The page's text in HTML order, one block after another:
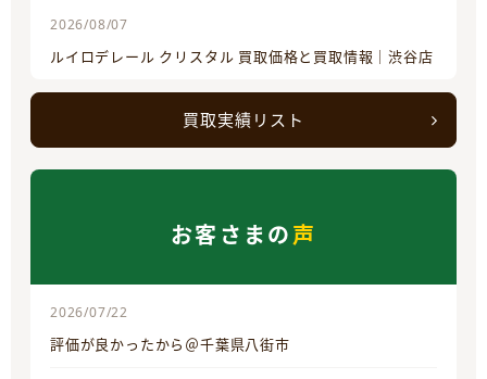
2026/08/07
ルイロデレール クリスタル 買取価格と買取情報｜渋谷店
買取実績リスト
お客さまの声
2026/07/22
評価が良かったから＠千葉県八街市